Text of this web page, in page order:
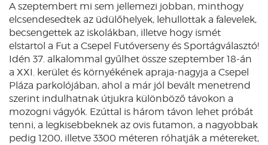
A szeptembert mi sem jellemezi jobban, minthogy
elcsendesedtek az üdülőhelyek, lehullottak a falevelek,
becsengettek az iskolákban, illetve hogy ismét
elstartol a Fut a Csepel Futóverseny és Sportágválasztó!
Idén 37. alkalommal gyűlhet össze szeptember 18-án
a XXI. kerület és környékének apraja-nagyja a Csepel
Pláza parkolójában, ahol a már jól bevált menetrend
szerint indulhatnak útjukra különböző távokon a
mozogni vágyók. Ezúttal is három távon lehet próbát
tenni, a legkisebbeknek az ovis futamon, a nagyobbak
pedig 1200, illetve 3300 méteren róhatják a métereket,